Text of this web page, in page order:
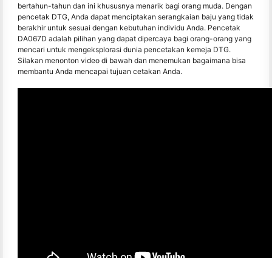
bertahun-tahun dan ini khususnya menarik bagi orang muda. Dengan
pencetak DTG, Anda dapat menciptakan serangkaian baju yang tidak
berakhir untuk sesuai dengan kebutuhan individu Anda. Pencetak
DA067D adalah pilihan yang dapat dipercaya bagi orang-orang yang
mencari untuk mengeksplorasi dunia pencetakan kemeja DTG.
Silakan menonton video di bawah dan menemukan bagaimana bisa
membantu Anda mencapai tujuan cetakan Anda.